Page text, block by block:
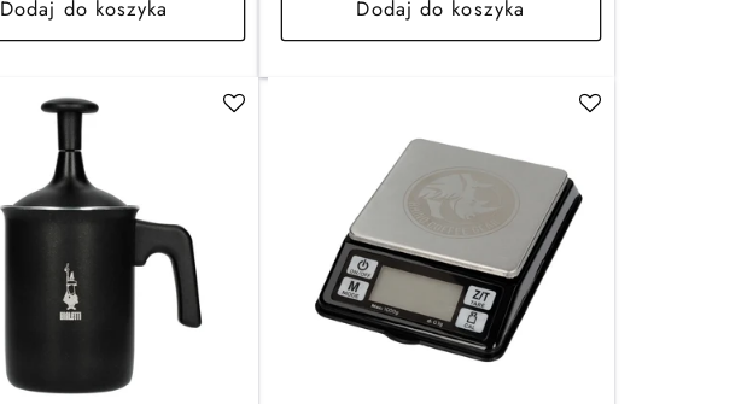
Dodaj do koszyka Dodaj do koszyka